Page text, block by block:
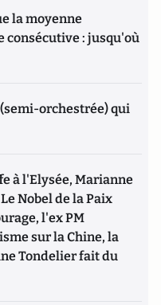
la moyenne
consécutive : jusqu'où
orchestrée) qui
à l'Elysée, Marianne
Nobel de la Paix
l'ex PM
sur la Chine, la
Tondelier fait du